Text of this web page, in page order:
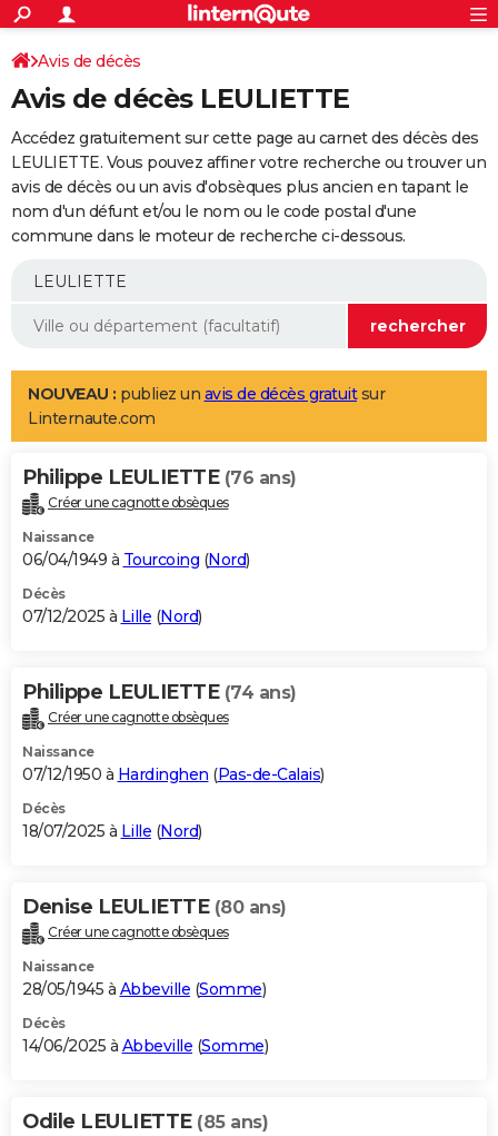
ACTUALITÉS
Politique
Société
Faits Divers
Education
Monde
Villes
+
SPORT
Coupe du monde 2026
Football
Tennis
Cyclisme
Rugby
Forum
Programme TV
TNTStreaming
Cinéma
Sorties cinéma
Musique
+FINANCE
Retraite
Epargne
Immobilier
Risques naturels par ville
Banque
Assurance
AUTO
Essais
Réserver un essai
Citadines
Berlines
SUV
Forum auto
+
Mobiles
Meilleur smartphone
Internet
Ordinateurs
Jeux vidéo
Guide high-tech
Aménagement intérieur
LIFESTYLE
Art de vivre
Bien-être
Loisirs
Mode
Modes de vie
Alimentation
Guide de la santé
Maladies
Médicaments
Sommeil
VOYAGE
Destinations
City break
Voyage nature
Voyage de noces
Forum
Climat
+PHOTO
GUIDES D'ACHAT
BONS PLANS
Carte de Noël
Carte Bonne année
Carte Saint-Valentin
Carte Pâques
Carte d'anniversaire
DICTIONNAIRE
Dictionnaire
Biographies
Citations
Expressions
Proverbes
PROGRAMME TV
S'inscrire
Se connecter
Lycées
Collèges
Primaires
Universités
Entreprises
Service militaire
Avis de recherche
AVIS DE DÉCÈS
Bricolage
Lifestyle
Culture
Sport
Auto
Television
Voyage
Cinema
Avis de décès
Avis de décès LEULIETTE
Accédez gratuitement sur cette page au carnet des décès des
LEULIETTE. Vous pouvez affiner votre recherche ou trouver un
avis de décès ou un avis d'obsèques plus ancien en tapant le
nom d'un défunt et/ou le nom ou le code postal d'une
commune dans le moteur de recherche ci-dessous.
NOUVEAU : publiez un avis de décès gratuitsur
Linternaute.com
Philippe LEULIETTE (76 ans)
Créer une cagnotte obsèques
Naissance
06/04/1949 à Tourcoing (Nord)
Décès
07/12/2025 à Lille (Nord)
Philippe LEULIETTE (74 ans)
Créer une cagnotte obsèques
Naissance
07/12/1950 à Hardinghen (Pas-de-Calais)
Décès
18/07/2025 à Lille (Nord)
Denise LEULIETTE (80 ans)
Créer une cagnotte obsèques
Naissance
28/05/1945 à Abbeville (Somme)
Décès
14/06/2025 à Abbeville (Somme)
Odile LEULIETTE (85 ans)